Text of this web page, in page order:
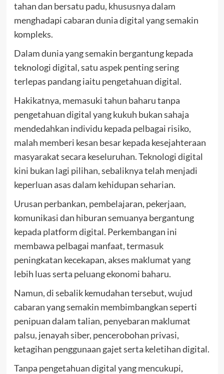
tahan dan bersatu padu, khususnya dalam
menghadapi cabaran dunia digital yang semakin
kompleks.
Dalam dunia yang semakin bergantung kepada
teknologi digital, satu aspek penting sering
terlepas pandang iaitu pengetahuan digital.
Hakikatnya, memasuki tahun baharu tanpa
pengetahuan digital yang kukuh bukan sahaja
mendedahkan individu kepada pelbagai risiko,
malah memberi kesan besar kepada kesejahteraan
masyarakat secara keseluruhan. Teknologi digital
kini bukan lagi pilihan, sebaliknya telah menjadi
keperluan asas dalam kehidupan seharian.
Urusan perbankan, pembelajaran, pekerjaan,
komunikasi dan hiburan semuanya bergantung
kepada platform digital. Perkembangan ini
membawa pelbagai manfaat, termasuk
peningkatan kecekapan, akses maklumat yang
lebih luas serta peluang ekonomi baharu.
Namun, di sebalik kemudahan tersebut, wujud
cabaran yang semakin membimbangkan seperti
penipuan dalam talian, penyebaran maklumat
palsu, jenayah siber, pencerobohan privasi,
ketagihan penggunaan gajet serta keletihan digital.
Tanpa pengetahuan digital yang mencukupi,